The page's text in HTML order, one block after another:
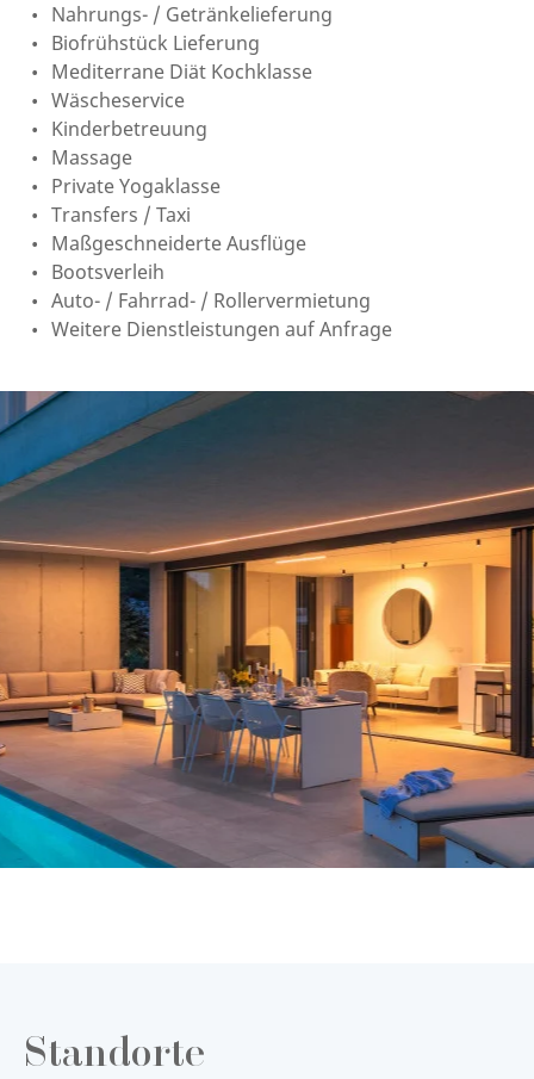
Nahrungs- / Getränkelieferung
Biofrühstück Lieferung
Mediterrane Diät Kochklasse
Wäscheservice
Kinderbetreuung
Massage
Private Yogaklasse
Transfers / Taxi
Maßgeschneiderte Ausflüge
Bootsverleih
Auto- / Fahrrad- / Rollervermietung
Weitere Dienstleistungen auf Anfrage
Standorte